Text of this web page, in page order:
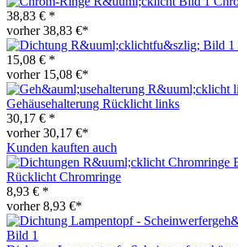
38,83 € *
vorher 38,83 €*
15,08 € *
vorher 15,08 €*
Gehäusehalterung Rücklicht links
30,17 € *
vorher 30,17 €*
Kunden kauften auch
Rücklicht Chromringe
8,93 € *
vorher 8,93 €*